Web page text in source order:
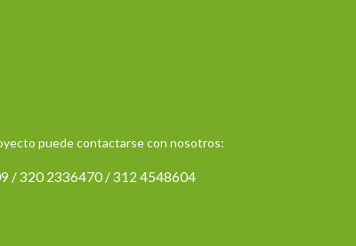
puede contactarse con nosotros:
/ 320 2336470 / 312 4548604